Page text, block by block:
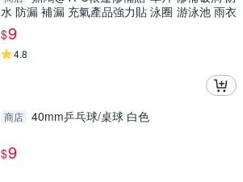
水 防漏 補漏 充氣產品強力貼 泳圈 游泳池 雨衣
破洞補丁
$9
4.8
商店 40mm乒乓球/桌球 白色
$9